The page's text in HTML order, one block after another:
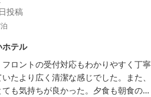
投稿
ホテル
ロントの受付対応もわかりやすく丁寧
たより広く清潔な感じでした。また、
も気持ちが良かった。夕食も朝食のバ